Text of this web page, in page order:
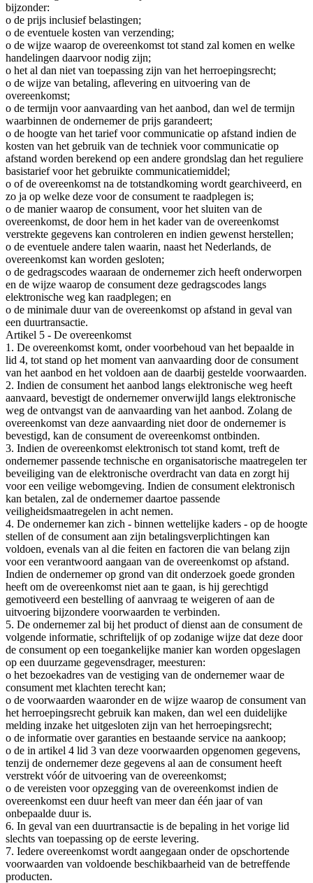
bijzonder:
o de prijs inclusief belastingen;
o de eventuele kosten van verzending;
o de wijze waarop de overeenkomst tot stand zal komen en welke
handelingen daarvoor nodig zijn;
o het al dan niet van toepassing zijn van het herroepingsrecht;
o de wijze van betaling, aflevering en uitvoering van de
overeenkomst;
o de termijn voor aanvaarding van het aanbod, dan wel de termijn
waarbinnen de ondernemer de prijs garandeert;
o de hoogte van het tarief voor communicatie op afstand indien de
kosten van het gebruik van de techniek voor communicatie op
afstand worden berekend op een andere grondslag dan het reguliere
basistarief voor het gebruikte communicatiemiddel;
o of de overeenkomst na de totstandkoming wordt gearchiveerd, en
zo ja op welke deze voor de consument te raadplegen is;
o de manier waarop de consument, voor het sluiten van de
overeenkomst, de door hem in het kader van de overeenkomst
verstrekte gegevens kan controleren en indien gewenst herstellen;
o de eventuele andere talen waarin, naast het Nederlands, de
overeenkomst kan worden gesloten;
o de gedragscodes waaraan de ondernemer zich heeft onderworpen
en de wijze waarop de consument deze gedragscodes langs
elektronische weg kan raadplegen; en
o de minimale duur van de overeenkomst op afstand in geval van
een duurtransactie.
Artikel 5 - De overeenkomst
1. De overeenkomst komt, onder voorbehoud van het bepaalde in
lid 4, tot stand op het moment van aanvaarding door de consument
van het aanbod en het voldoen aan de daarbij gestelde voorwaarden.
2. Indien de consument het aanbod langs elektronische weg heeft
aanvaard, bevestigt de ondernemer onverwijld langs elektronische
weg de ontvangst van de aanvaarding van het aanbod. Zolang de
overeenkomst van deze aanvaarding niet door de ondernemer is
bevestigd, kan de consument de overeenkomst ontbinden.
3. Indien de overeenkomst elektronisch tot stand komt, treft de
ondernemer passende technische en organisatorische maatregelen ter
beveiliging van de elektronische overdracht van data en zorgt hij
voor een veilige webomgeving. Indien de consument elektronisch
kan betalen, zal de ondernemer daartoe passende
veiligheidsmaatregelen in acht nemen.
4. De ondernemer kan zich - binnen wettelijke kaders - op de hoogte
stellen of de consument aan zijn betalingsverplichtingen kan
voldoen, evenals van al die feiten en factoren die van belang zijn
voor een verantwoord aangaan van de overeenkomst op afstand.
Indien de ondernemer op grond van dit onderzoek goede gronden
heeft om de overeenkomst niet aan te gaan, is hij gerechtigd
gemotiveerd een bestelling of aanvraag te weigeren of aan de
uitvoering bijzondere voorwaarden te verbinden.
5. De ondernemer zal bij het product of dienst aan de consument de
volgende informatie, schriftelijk of op zodanige wijze dat deze door
de consument op een toegankelijke manier kan worden opgeslagen
op een duurzame gegevensdrager, meesturen:
o het bezoekadres van de vestiging van de ondernemer waar de
consument met klachten terecht kan;
o de voorwaarden waaronder en de wijze waarop de consument van
het herroepingsrecht gebruik kan maken, dan wel een duidelijke
melding inzake het uitgesloten zijn van het herroepingsrecht;
o de informatie over garanties en bestaande service na aankoop;
o de in artikel 4 lid 3 van deze voorwaarden opgenomen gegevens,
tenzij de ondernemer deze gegevens al aan de consument heeft
verstrekt vóór de uitvoering van de overeenkomst;
o de vereisten voor opzegging van de overeenkomst indien de
overeenkomst een duur heeft van meer dan één jaar of van
onbepaalde duur is.
6. In geval van een duurtransactie is de bepaling in het vorige lid
slechts van toepassing op de eerste levering.
7. Iedere overeenkomst wordt aangegaan onder de opschortende
voorwaarden van voldoende beschikbaarheid van de betreffende
producten.